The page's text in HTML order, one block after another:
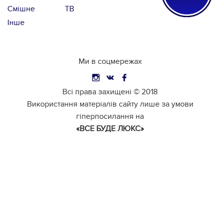
Смішне
ТВ
Інше
Ми в соцмережах
Всі права захищені © 2018
Використання матеріалів сайту лише за умови
гіперпосилання на
«ВСЕ БУДЕ ЛЮКС»